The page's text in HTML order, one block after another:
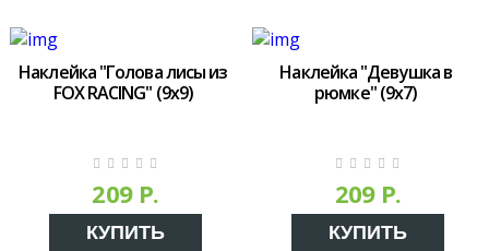
Наклейка "Голова лисы из
FOX RACING" (9x9)
209 Р.
КУПИТЬ
Наклейка "Девушка в
рюмке" (9x7)
209 Р.
КУПИТЬ